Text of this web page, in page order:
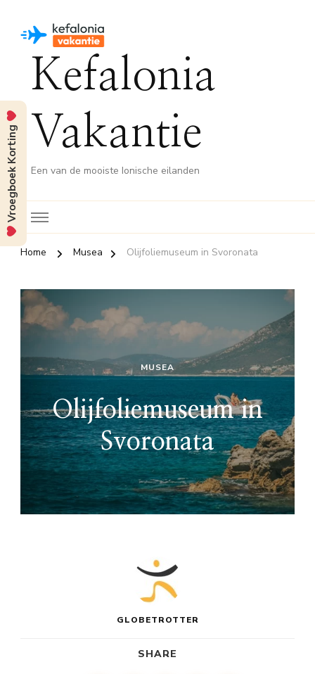
Kefalonia
Vakantie
Een van de mooiste Ionische eilanden
Home Musea Olijfoliemuseum in Svoronata
MUSEA
Olijfoliemuseum in
Svoronata
GLOBETROTTER
SHARE
Vroegboek Korting